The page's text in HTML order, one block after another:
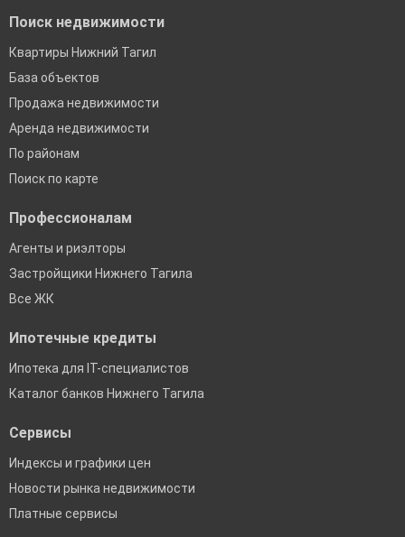
Поиск недвижимости
Квартиры Нижний Тагил
База объектов
Продажа недвижимости
Аренда недвижимости
По районам
Поиск по карте
Профессионалам
Агенты и риэлторы
Застройщики Нижнего Тагила
Все ЖК
Ипотечные кредиты
Ипотека для IT-специалистов
Каталог банков Нижнего Тагила
Сервисы
Индексы и графики цен
Новости рынка недвижимости
Платные сервисы